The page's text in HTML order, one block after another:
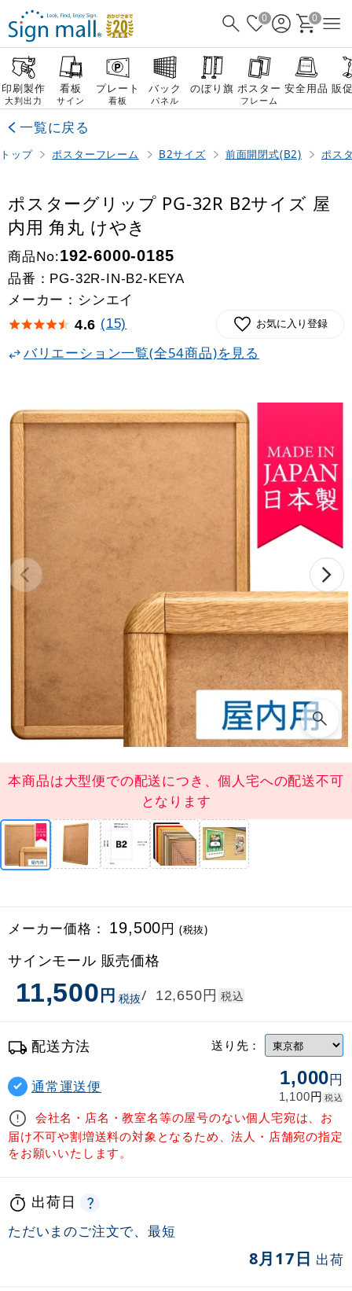
0 0
印刷製作
大判出力
看板
サイン
プレート
看板
バック
パネル
のぼり旗 ポスター
フレーム
安全用品 販
一覧に戻る
トップ ポスターフレーム B2サイズ 前面開閉式(B2) ポス
本商品は大型便での配送につき、個人宅への配送不可
となります
ポスターグリップ PG-32R B2サイズ 屋
内用 角丸 けやき
商品No:192-6000-0185
品番： PG-32R-IN-B2-KEYA
メーカー：シンエイ
4.6 (15) お気に入り登録
バリエーション一覧(全54商品)を見る
メーカー価格： 19,500円 (税抜)
サインモール 販売価格
11,500円 税抜/ 12,650円 税込
配送方法 送り先：
通常運送便 1,000円
1,100円 税込
会社名・店名・教室名等の屋号のない個人宅宛は、お
届け不可や割増送料の対象となるため、法人・店舗宛の指定
をお願いいたします。
出荷日
ただいまのご注文で、最短
8月17日 出荷